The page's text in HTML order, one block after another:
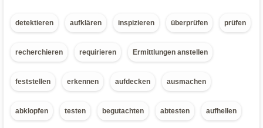
detektieren aufklären inspizieren überprüfen prüfen
recherchieren requirieren Ermittlungen anstellen
feststellen erkennen aufdecken ausmachen
abklopfen testen begutachten abtesten aufhellen